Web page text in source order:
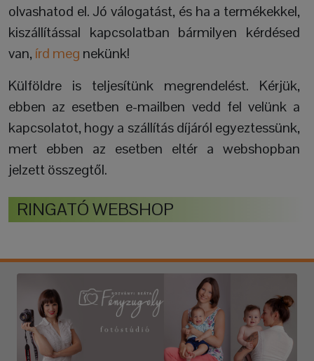
olvashatod el. Jó válogatást, és ha a termékekkel,
kiszállítással kapcsolatban bármilyen kérdésed
van, írd meg nekünk!
Külföldre is teljesítünk megrendelést. Kérjük,
ebben az esetben e-mailben vedd fel velünk a
kapcsolatot, hogy a szállítás díjáról egyeztessünk,
mert ebben az esetben eltér a webshopban
jelzett összegtől.
RINGATÓ WEBSHOP